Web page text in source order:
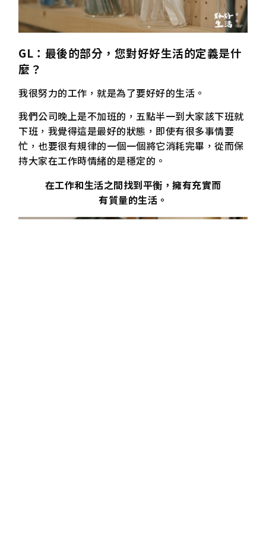
GL ：最後的部分，您對好好生活的定義是什
麼？
我很努力的工作，就是為了要好好的生活。
我們公司晚上是不加班的，五點半一到大家該下班就
下班，我覺得這是最好的狀態，即使有很多事情要
忙，也要很有規律的一個一個將它消耗完畢，從而保
持大家在工作時情緒的是穩定的。
在工作和生活之間找到平衡，擁有充實而
有質量的生活。